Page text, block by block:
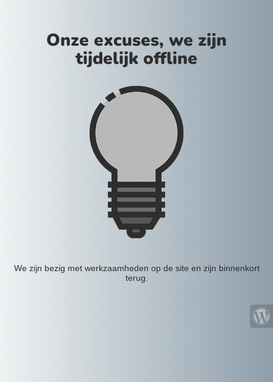
Onze excuses, we zijn
tijdelijk offline
We zijn bezig met werkzaamheden op de site en zijn binnenkort
terug.